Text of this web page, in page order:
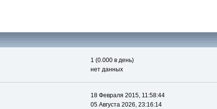
1 (0.000 в день)
нет данных
18 Февраля 2015, 11:58:44
05 Августа 2026, 23:16:14